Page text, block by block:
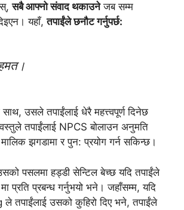
सबै आफ्नो संवाद थकाउनेजब सम्म
यहाँ,तपाईंले छनौट गर्नुपर्छ:
उसले तपाईंलाई धेरै महत्त्वपूर्ण दिनेछ
तपाईंलाई NPCS बोलाउन अनुमति
झगडामा र पुन: प्रयोग गर्न सकिन्छ।
पसलमा हड्डी सेन्टिल बेच्छ यदि तपाईंले
प्रति प्रबन्ध गर्नुभयो भने। जहाँसम्म, यदि
तपाईंलाई उसको कुहिरो दिए भने, तपाईंले